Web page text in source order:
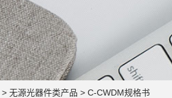
> 无源光器件类产品 > C-CWDM规格书